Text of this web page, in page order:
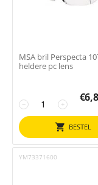
MSA bril Perspecta
heldere pc lens
+
−
€
BESTEL
YM73371600